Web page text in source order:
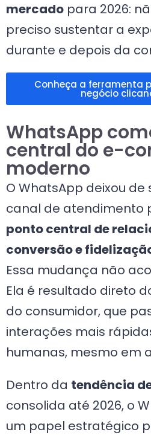
mercado para 2026:
preciso sustentar a
durante e depois da
Conheça a ferramenta
negócio
WhatsApp
central do e-
moderno
O WhatsApp deixou
canal de atendimento
ponto central de
conversão e
Essa mudança não
Ela é resultado direto
do consumidor, que
interações mais
humanas, mesmo em
Dentro da tendência
consolida até 2026, o
um papel estratégico